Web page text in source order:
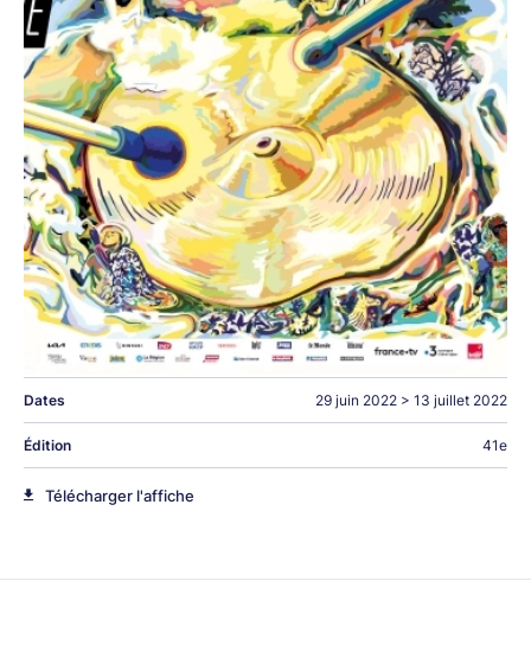
Dates 29 juin 2022 > 13 juillet 2022
Édition 41e
Télécharger l'affiche